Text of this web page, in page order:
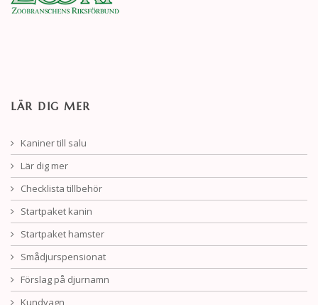
LÄR DIG MER
Kaniner till salu
Lär dig mer
Checklista tillbehör
Startpaket kanin
Startpaket hamster
Smådjurspensionat
Förslag på djurnamn
Kundvagn